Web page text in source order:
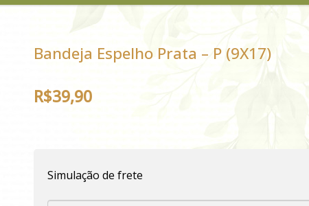
Bandeja Espelho Prata – P (9X17)
R$39,90
Simulação de frete